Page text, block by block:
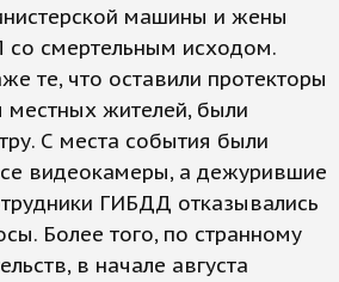
машины и жены
со смертельным исходом.
те, что оставили протекторы
местных жителей, были
С места события были
видеокамеры, а дежурившие
ГИБДД отказывались
Более того, по странному
в начале августа